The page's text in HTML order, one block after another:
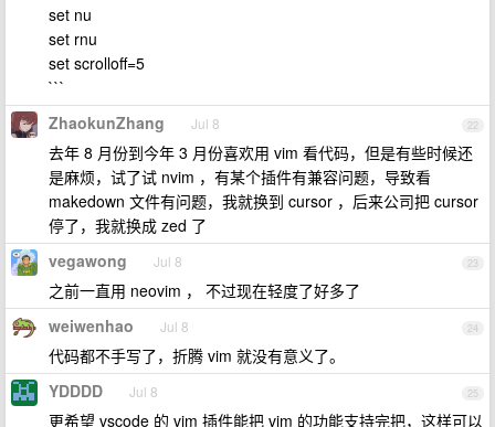
set nu
set rnu
set scrolloff=5
```
22
ZhaokunZhang Jul 8
去年 8 月份到今年 3 月份喜欢用 vim 看代码，但是有些时候还
是麻烦，试了试 nvim ，有某个插件有兼容问题，导致看
makedown 文件有问题，我就换到 cursor ，后来公司把 cursor
停了，我就换成 zed 了
23
vegawong Jul 8
之前一直用 neovim ， 不过现在轻度了好多了
24
weiwenhao Jul 8
代码都不手写了，折腾 vim 就没有意义了。
25
YDDDD Jul 8
更希望 vscode 的 vim 插件能把 vim 的功能支持完把，这样可以